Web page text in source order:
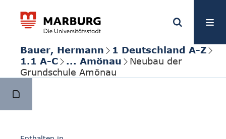
Bauer, Hermann
1 Deutschland A-Z
1.1 A-C
... Amönau
Neubau der
Grundschule Amönau